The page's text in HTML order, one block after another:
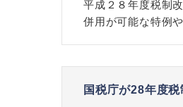
平成２８年度税制
併用が可能な特例
国税庁が28年度